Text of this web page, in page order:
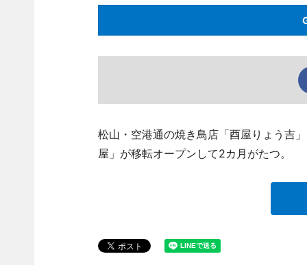
松山・空港通の焼き鳥店「酉屋りょう吉
屋」が移転オープンして2カ月がたつ。